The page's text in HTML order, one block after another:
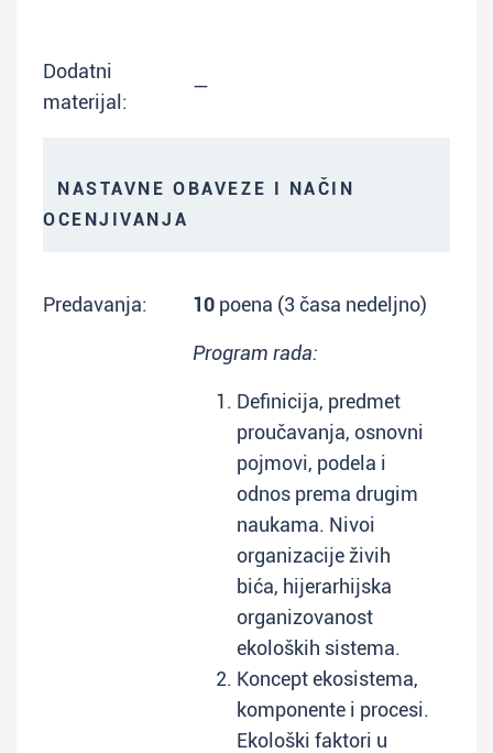
Dodatni
materijal:
—
NASTAVNE OBAVEZE I NAČIN
OCENJIVANJA
Predavanja: 10 poena (3 časa nedeljno)
Program rada:
Definicija, predmet
proučavanja, osnovni
pojmovi, podela i
odnos prema drugim
naukama. Nivoi
organizacije živih
bića, hijerarhijska
organizovanost
ekoloških sistema.
Koncept ekosistema,
komponente i procesi.
Ekološki faktori u